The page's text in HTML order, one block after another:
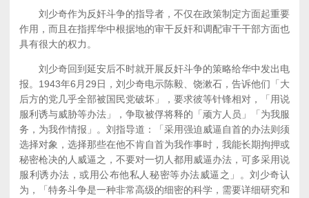
刘少奇作为反奸斗争的指导者，不仅在政策制定方面起重要
作用，而且在指挥华中根据地的审干反奸和调配审干干部方面也
具有很大的权力。
刘少奇回到延安后不时就开展反奸斗争的策略给华中发出电
报。1943年6月29日，刘少奇电示陈毅、饶漱石，告诉他们「大
后方的党几乎全部被国民党破坏」，要求彼等针锋相对，「用说
服利诱与威胁等办法」，争取被俘将释的「顽方人员」「为我服
务，为我作情报」。刘指导道：「采用强迫威逼自首的办法则须
选择对象，选择那些在他不肯自首为我作事时，我能长期拘押或
秘密枪决的人威逼之，不要对一切人都用威逼办法，可多采用说
服利诱办法，或用公布他私人秘密等办法威逼之」。刘少奇认
为，「特务斗争是一种非常高级的细密的科学，需要详细研究和